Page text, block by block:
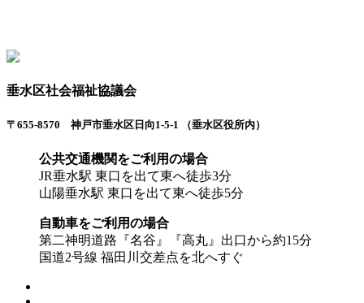
垂水区社会福祉協議会
〒655-8570 神戸市垂水区日向1-5-1 （垂水区役所内）
公共交通機関をご利用の場合
JR垂水駅 東口を出て東へ徒歩3分
山陽垂水駅 東口を出て東へ徒歩5分
自動車をご利用の場合
第二神明道路『名谷』『高丸』出口から約15分
国道2号線 福田川交差点を北へすぐ